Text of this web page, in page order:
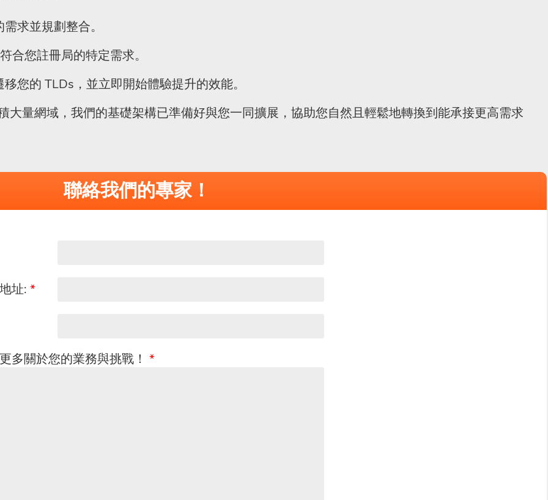
求並規劃整合。
合您註冊局的特定需求。
您的 TLDs，並立即開始體驗提升的效能。
量網域，我們的基礎架構已準備好與您一同擴展，協助您自然且輕鬆地轉換到能承接更高需求
聯絡我們的專家！
址: *
多關於您的業務與挑戰！ *